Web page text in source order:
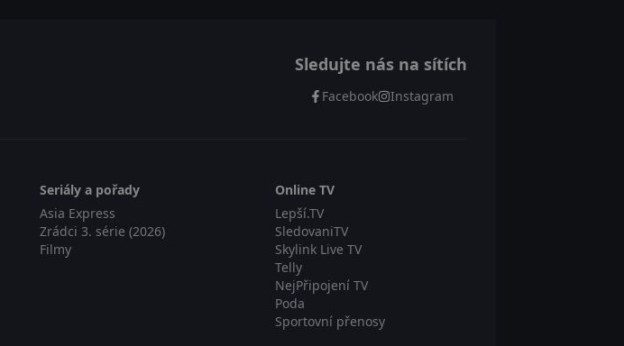
Sledujte nás na sítích
Facebook Instagram
Seriály a pořady
Asia Express
Zrádci 3. série (2026)
Filmy
Online TV
Lepší.TV
SledovaniTV
Skylink Live TV
Telly
NejPřipojení TV
Poda
Sportovní přenosy